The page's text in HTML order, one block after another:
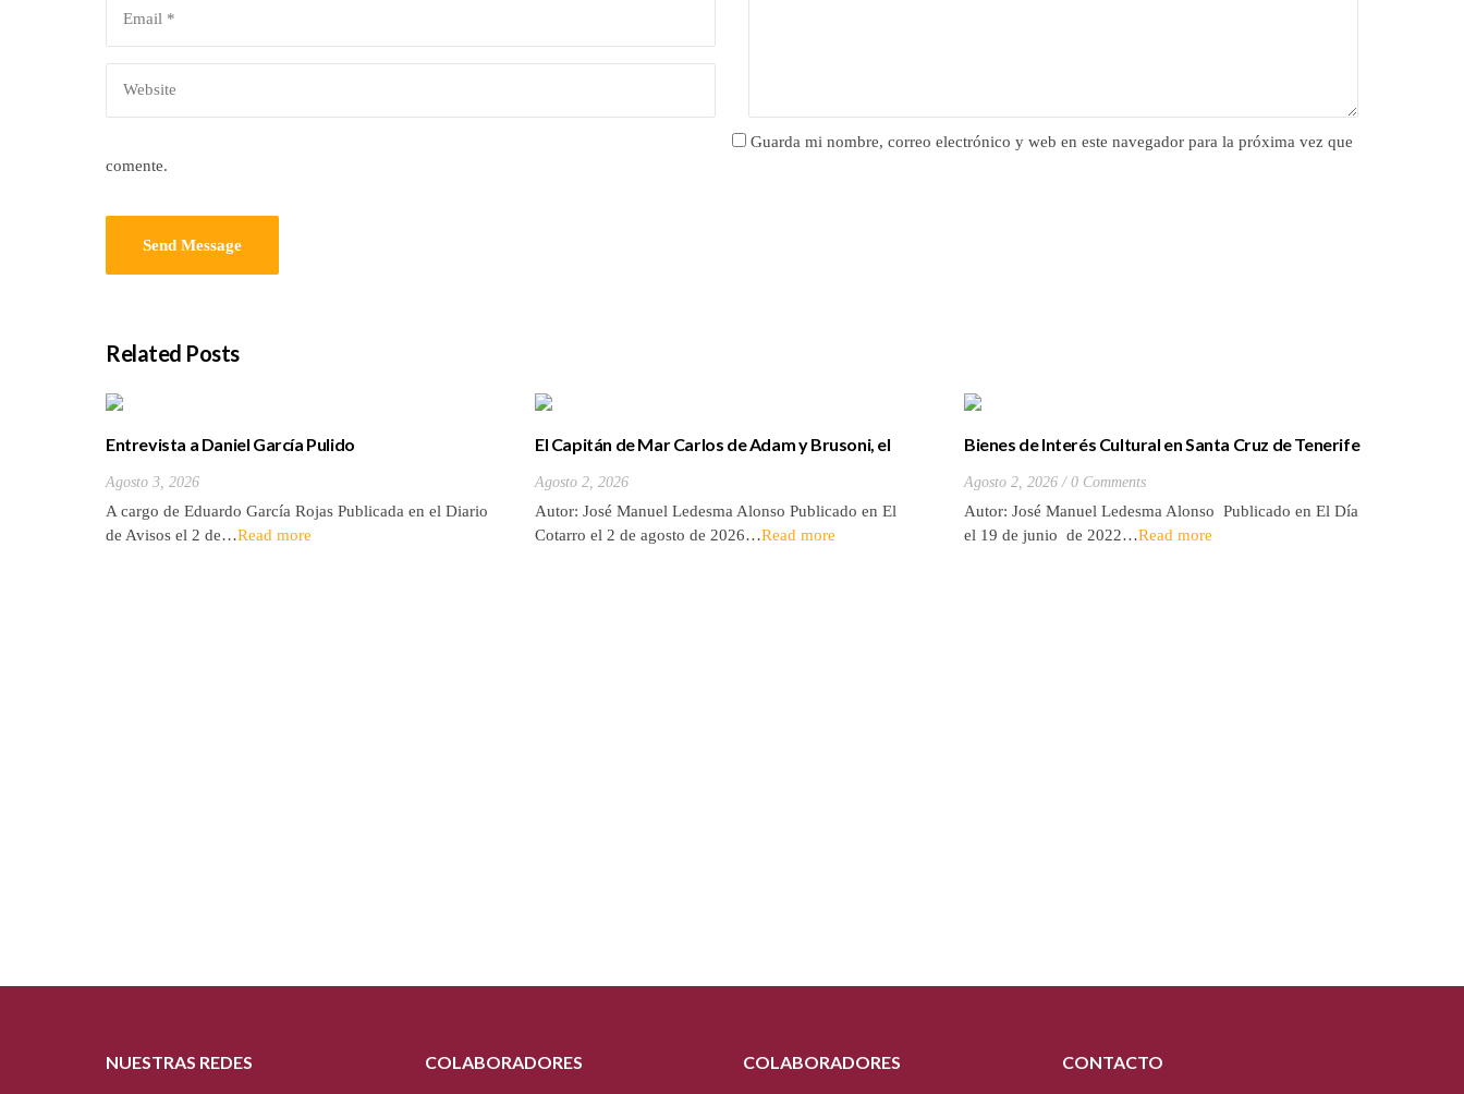
Guarda mi nombre, correo electrónico y web en este navegador para la próxima vez que
comente.
Related Posts
Entrevista a Daniel García Pulido
Agosto 3, 2026
A cargo de Eduardo García Rojas Publicada en el Diario
de Avisos el 2 de…Read more
El Capitán de Mar Carlos de Adam y Brusoni, el
Agosto 2, 2026
Autor: José Manuel Ledesma Alonso Publicado en El
Cotarro el 2 de agosto de 2026…Read more
Bienes de Interés Cultural en Santa Cruz de Tenerife
Agosto 2, 2026 0 Comments
Autor: José Manuel Ledesma Alonso Publicado en El Día
el 19 de junio de 2022…Read more
NUESTRAS REDES COLABORADORES COLABORADORES CONTACTO